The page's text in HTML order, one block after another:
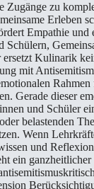
Zugänge zu
Erleben
Empathie und
Schülern,
ersetzt Kulinarik
mit
Gerade dieser
und Schüler
belastenden
Wenn
und
ein